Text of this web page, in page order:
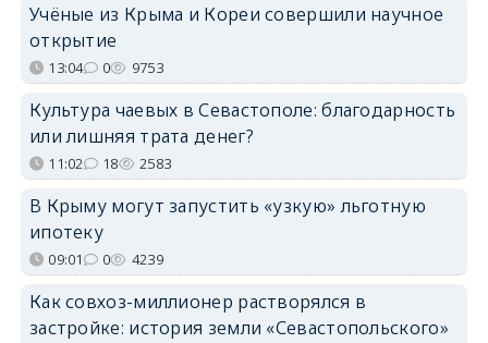
Учёные из Крыма и Кореи совершили научное
открытие
13:04 0 9753
Культура чаевых в Севастополе: благодарность
или лишняя трата денег?
11:02 18 2583
В Крыму могут запустить «узкую» льготную
ипотеку
09:01 0 4239
Как совхоз-миллионер растворялся в
застройке: история земли «Севастопольского»